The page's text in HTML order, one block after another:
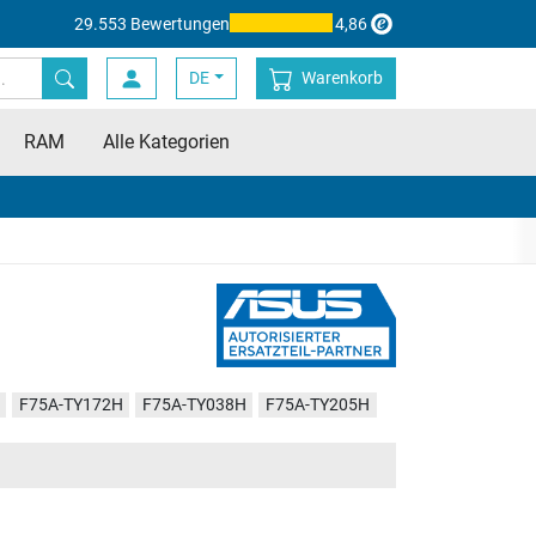
29.553 Bewertungen 4,86
DE Warenkorb
RAM Alle Kategorien
F75A-TY172H F75A-TY038H F75A-TY205H